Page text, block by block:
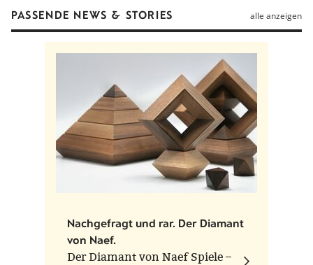
PASSENDE NEWS & STORIES alle anzeigen
Nachgefragt und rar. Der Diamant
von Naef.
Der Diamant von Naef Spiele –